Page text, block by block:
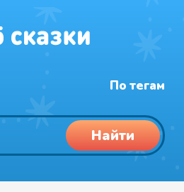
По тегам
Найти